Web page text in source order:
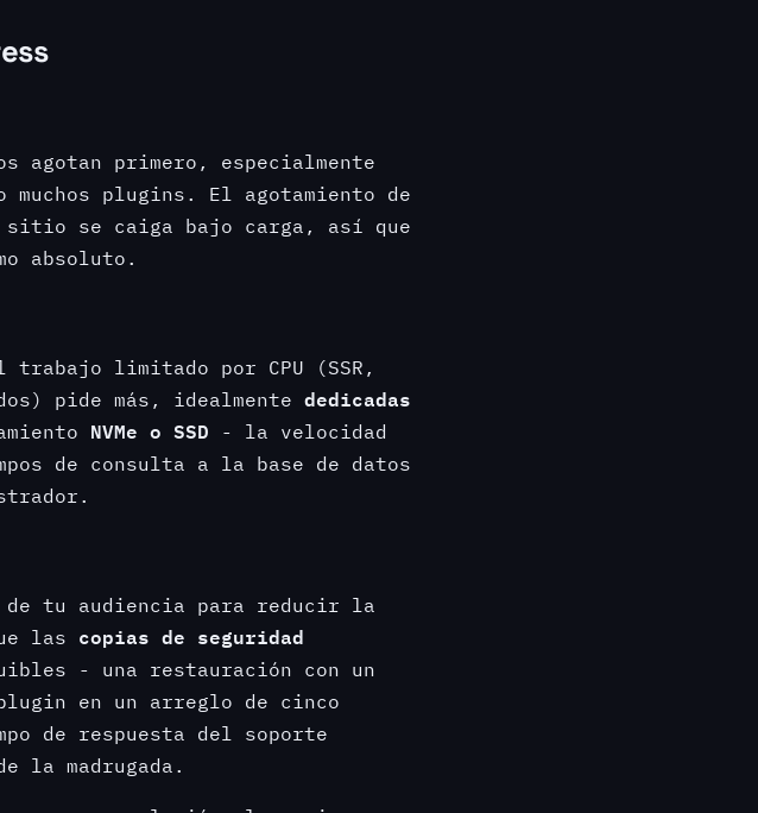
agotan primero, especialmente
o muchos plugins. El agotamiento de
sitio se caiga bajo carga, así que
absoluto.
limitado por CPU (SSR,
pide más, idealmente dedicadas
NVMe o SSD - la velocidad
de consulta a la base de datos
tu audiencia para reducir la
las copias de seguridad
- una restauración con un
en un arreglo de cinco
de respuesta del soporte
la madrugada.